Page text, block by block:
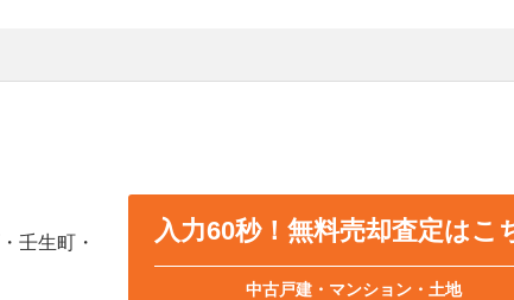
壬生町・
入力60秒！無料売却査定はこ
中古戸建・マンション・土地